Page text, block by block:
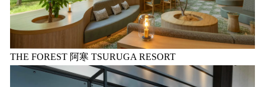
THE FOREST 阿寒 TSURUGA RESORT